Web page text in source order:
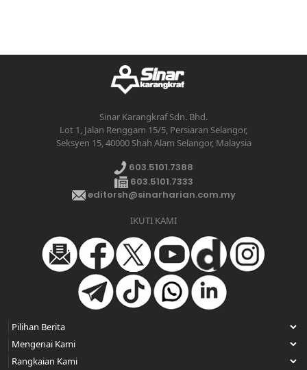
Sinar Karangkraf Sdn. Bhd.
Lot 1, Jalan Renggam 15/5, Persiaran Selangor,
Seksyen 15, 40000 Shah Alam Selangor, Malaysia
603.5101.7388
603.5101.7333
editorsh@sinarharian.com.my
IKUTI KAMI